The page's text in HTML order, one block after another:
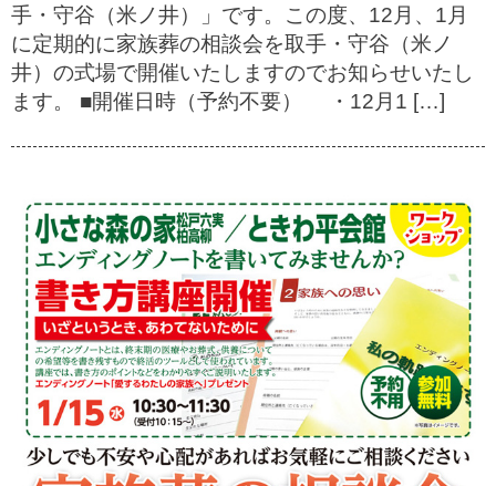
手・守谷（米ノ井）」です。この度、12月、1月
に定期的に家族葬の相談会を取手・守谷（米ノ
井）の式場で開催いたしますのでお知らせいたし
ます。 ■開催日時（予約不要） ・12月1 […]